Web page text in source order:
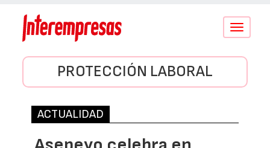
Conmutar
PROTECCIÓN LABORAL
ACTUALIDAD